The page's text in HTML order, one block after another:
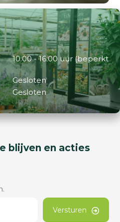
10:00 - 16:00 uur (beperkt
Gesloten
Gesloten
blijven en acties
Versturen